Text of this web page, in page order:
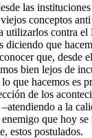
las
conceptos
utilizarlos contra
diciendo que
que, desde
bien lejos de
que hacemos es
de los
a la
que hoy
estos postulados.